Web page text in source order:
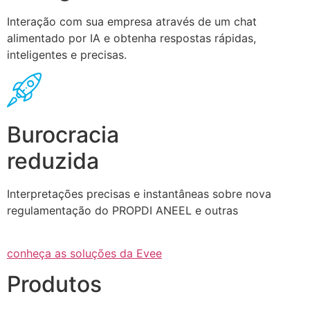
Interação com sua empresa através de um chat
alimentado por IA e obtenha respostas rápidas,
inteligentes e precisas.
Burocracia
reduzida
Interpretações precisas e instantâneas sobre nova
regulamentação do PROPDI ANEEL e outras
conheça as soluções da Evee
Produtos